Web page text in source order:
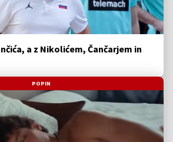
a z Nikolićem, Čančarjem in
POPIN